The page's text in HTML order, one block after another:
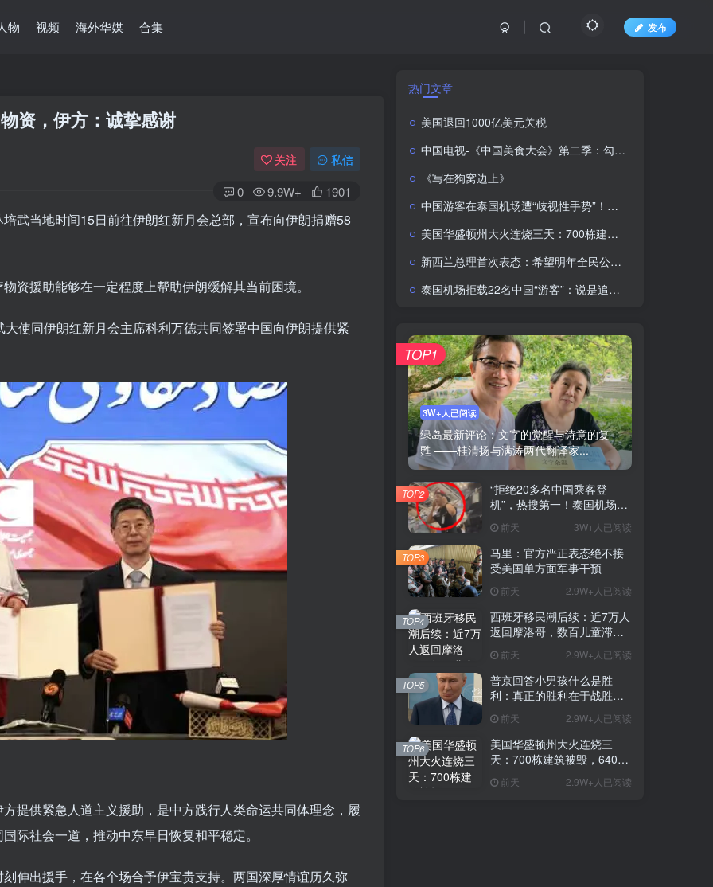
物 视频 海外华媒 合集 发布
资，伊方：诚挚感谢
关注 私信
0 9.9W+ 1901
武当地时间15日前往伊朗红新月会总部，宣布向伊朗捐赠58
资援助能够在一定程度上帮助伊朗缓解其当前困境。
使同伊朗红新月会主席科利万德共同签署中国向伊朗提供紧
提供紧急人道主义援助，是中方践行人类命运共同体理念，履
际社会一道，推动中东早日恢复和平稳定。
伸出援手，在各个场合予伊宝贵支持。两国深厚情谊历久弥
热门文章
美国退回1000亿美元关税
中国电视-《中国美食大会》第二季：勾勒中华美食的形与韵
《写在狗窝边上》
中国游客在泰国机场遭“歧视性手势”！副部长发话：不可接受，严惩！
美国华盛顿州大火连烧三天：700栋建筑被毁，64000人紧急撤离
新西兰总理首次表态：希望明年全民公投！新西兰制度或变天
泰国机场拒载22名中国“游客”：说是追星实则闯关，工作人员有错，但粉丝的行为更让人脸红
3W+人已阅读
绿岛最新评论：文字的觉醒与诗意的复
甦 ——桂清扬与满涛两代翻译家...
TOP1
“拒绝20多名中国乘客登
机”，热搜第一！泰国机场方
前天 3W+人已阅读
TOP2
马里：官方严正表态绝不接
受美国单方面军事干预
前天 2.9W+人已阅读
TOP3
西班牙移民潮后续：近7万人
返回摩洛哥，数百儿童滞留
前天 2.9W+人已阅读
TOP4
普京回答小男孩什么是胜
利：真正的胜利在于战胜自
是在电视上看起来更高
前天 2.9W+人已阅读
TOP5
美国华盛顿州大火连烧三
天：700栋建筑被毁，64000
前天 2.9W+人已阅读
TOP6